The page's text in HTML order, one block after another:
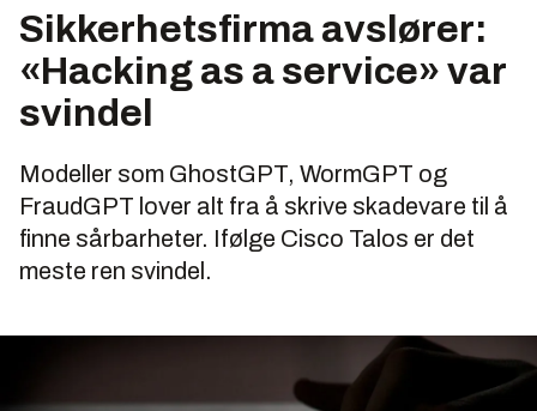
Sikkerhetsfirma avslører:
«Hacking as a service» var
svindel
Modeller som GhostGPT, WormGPT og
FraudGPT lover alt fra å skrive skadevare til å
finne sårbarheter. Ifølge Cisco Talos er det
meste ren svindel.